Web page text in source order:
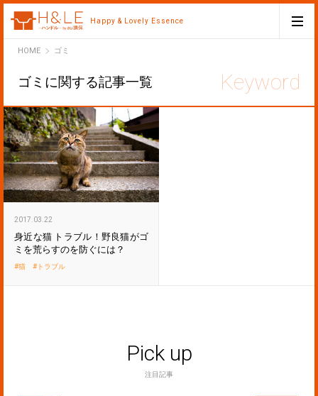
Happy & Lovely Essence
HOMEH&LEゴミ
ゴミに関する記事一覧
2017.03.22
身近な猫 トラブル！野良猫がゴ
ミを荒らすのを防ぐには？
猫 トラブル
Pick up
注目記事